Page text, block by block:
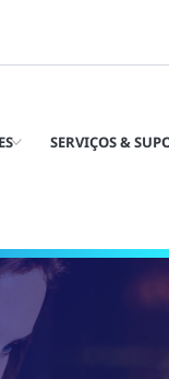
SERVIÇOS &